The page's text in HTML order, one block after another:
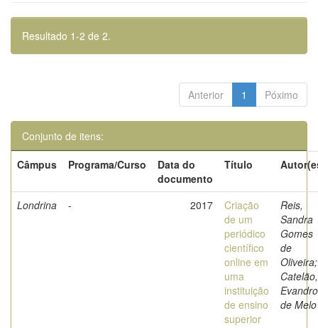
Resultado 1-2 de 2.
Anterior 1 Póximo
Conjunto de itens:
Câmpus
Programa/Curso
Data do
documento
Título
Londrina - 2017
Criação
de um
periódico
científico
online em
uma
instituição
de ensino
superior
Reis,
Sandra
Gomes
de
Oliveira;
Catelão,
Evandro
de Melo